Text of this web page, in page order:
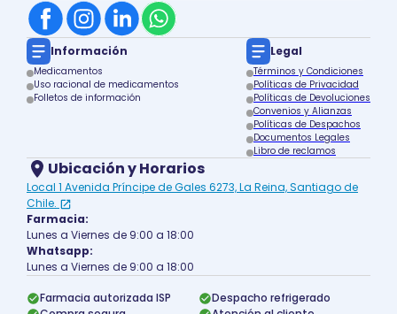
Información
Medicamentos
Uso racional de medicamentos
Folletos de información
Legal
Términos y Condiciones
Políticas de Privacidad
Políticas de Devoluciones
Convenios y Alianzas
Políticas de Despachos
Documentos Legales
Libro de reclamos
Ubicación y Horarios
Local 1 Avenida Príncipe de Gales 6273, La Reina, Santiago de
Chile.
Farmacia:
Lunes a Viernes de 9:00 a 18:00
Whatsapp:
Lunes a Viernes de 9:00 a 18:00
Farmacia autorizada ISP
Despacho refrigerado